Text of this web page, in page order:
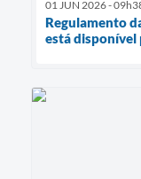
01 JUN 2026 -
Regulamento
está disponível